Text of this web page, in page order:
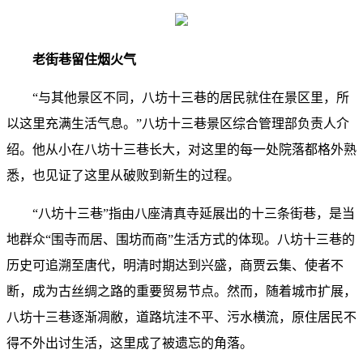
老街巷留住烟火气
“与其他景区不同，八坊十三巷的居民就住在景区里，所
以这里充满生活气息。”八坊十三巷景区综合管理部负责人介
绍。他从小在八坊十三巷长大，对这里的每一处院落都格外熟
悉，也见证了这里从破败到新生的过程。
“八坊十三巷”指由八座清真寺延展出的十三条街巷，是当
地群众“围寺而居、围坊而商”生活方式的体现。八坊十三巷的
历史可追溯至唐代，明清时期达到兴盛，商贾云集、使者不
断，成为古丝绸之路的重要贸易节点。然而，随着城市扩展，
八坊十三巷逐渐凋敝，道路坑洼不平、污水横流，原住居民不
得不外出讨生活，这里成了被遗忘的角落。